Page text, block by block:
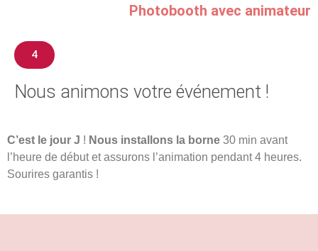
Photobooth avec animateur
4
Nous animons votre événement !
C’est le jour J ! Nous installons la borne 30 min avant
l’heure de début et assurons l’animation pendant 4 heures.
Sourires garantis !